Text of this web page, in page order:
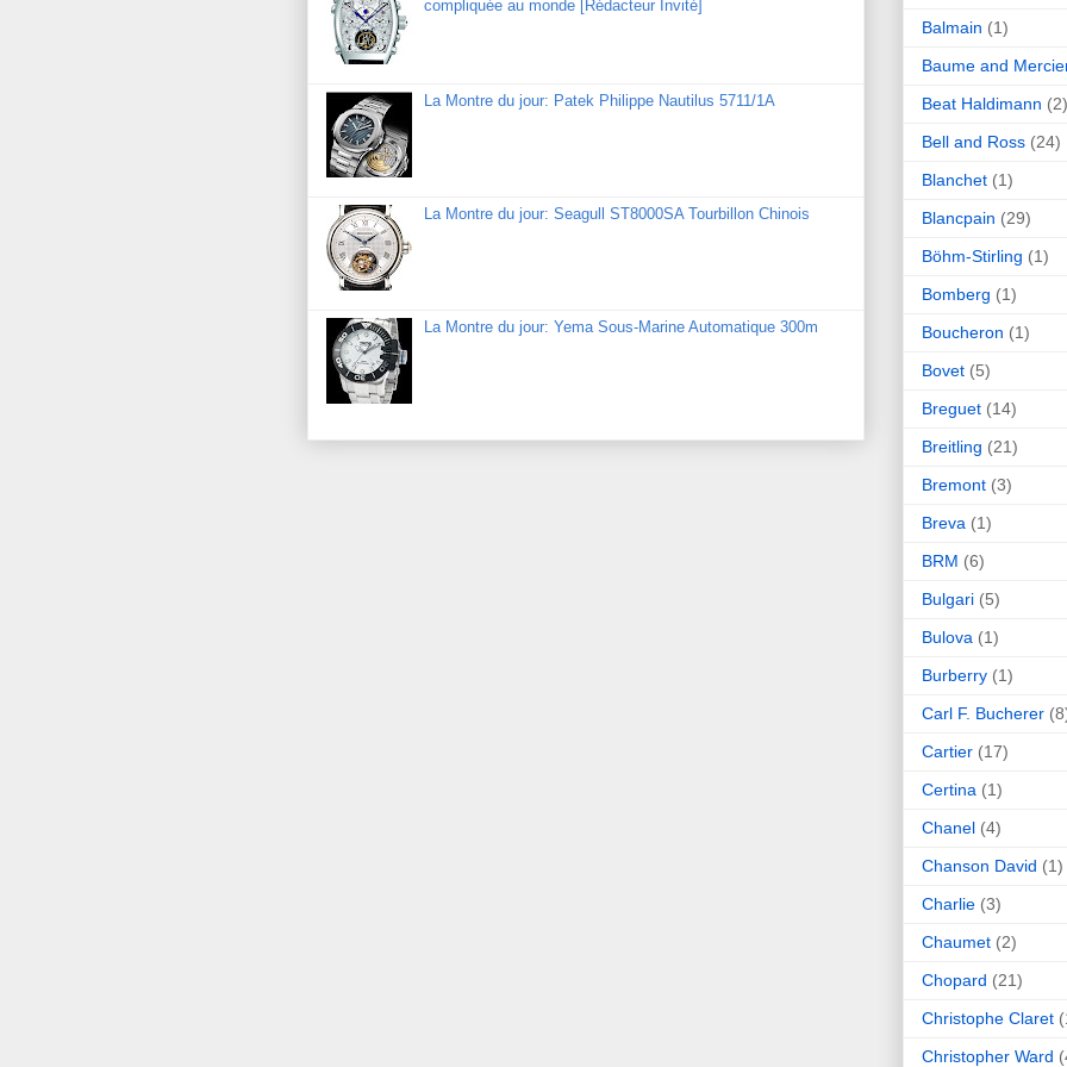
compliquée au monde [Rédacteur Invité]
La Montre du jour: Patek Philippe Nautilus 5711/1A
La Montre du jour: Seagull ST8000SA Tourbillon Chinois
La Montre du jour: Yema Sous-Marine Automatique 300m
Balmain (1)
Baume and
Beat Haldimann (2)
Bell and Ross (24)
Blanchet (1)
Blancpain (29)
Böhm-Stirling (1)
Bomberg (1)
Boucheron (1)
Bovet (5)
Breguet (14)
Breitling (21)
Bremont (3)
Breva (1)
BRM (6)
Bulgari (5)
Bulova (1)
Burberry (1)
Carl F. Bucherer
Cartier (17)
Certina (1)
Chanel (4)
Chanson David (1)
Charlie (3)
Chaumet (2)
Chopard (21)
Christophe Claret
Christopher Ward